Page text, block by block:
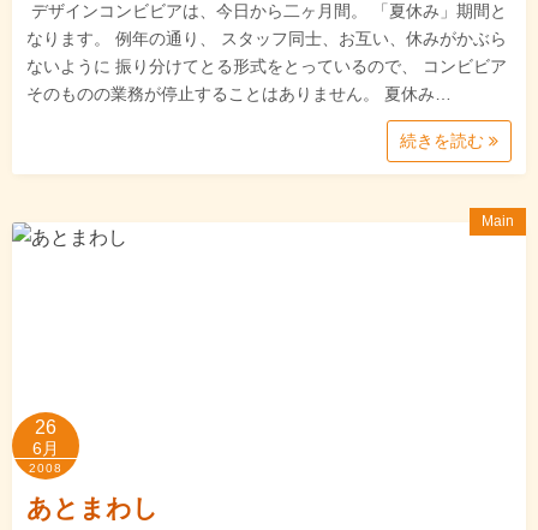
デザインコンビビアは、今日から二ヶ月間。 「夏休み」期間と
なります。 例年の通り、 スタッフ同士、お互い、休みがかぶら
ないように 振り分けてとる形式をとっているので、 コンビビア
そのものの業務が停止することはありません。 夏休み…
続きを読む
Main
26
6月
2008
あとまわし